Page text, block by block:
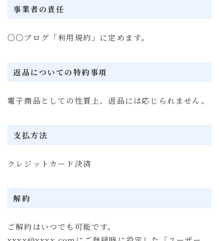
事業者の責任
〇〇ブログ「利用規約」に定めます。
返品についての特約事項
電子商品としての性質上、返品には応じられません。
支払方法
クレジットカード決済
解約
ご解約はいつでも可能です。